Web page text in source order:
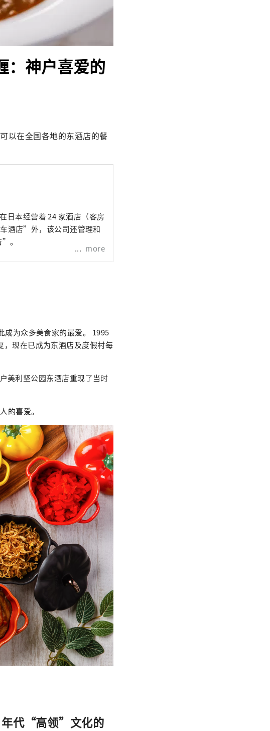
：神户喜爱的
以在全国各地的东酒店的餐
日本经营着 24 家酒店（客房
酒店”外，该公司还管理和
。
more
成为众多美食家的最爱。 1995
，现在已成为东酒店及度假村每
美利坚公园东酒店重现了当时
的喜爱。
年代“高领”文化的